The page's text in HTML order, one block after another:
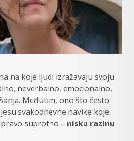
na koje ljudi izražavaju svoju
neverbalno, emocionalno,
Međutim, ono što često
svakodnevne navike koje
suprotno – nisku razinu